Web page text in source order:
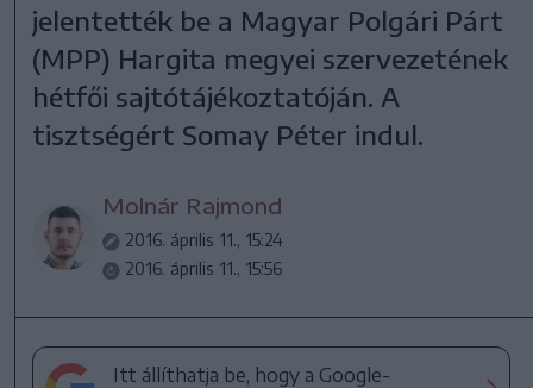
jelentették be a Magyar Polgári Párt
(MPP) Hargita megyei szervezetének
hétfői sajtótájékoztatóján. A
tisztségért Somay Péter indul.
Molnár Rajmond
2016. április 11., 15:24
2016. április 11., 15:56
Itt állíthatja be, hogy a Google-